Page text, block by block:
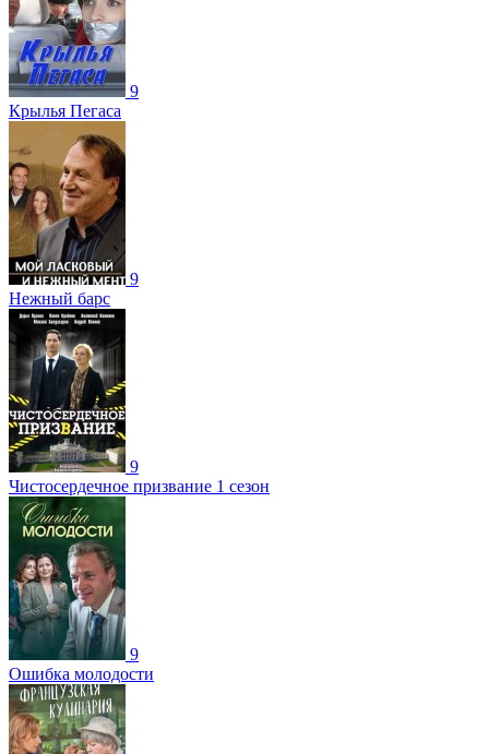
9
Крылья Пегаса
9
Нежный барс
9
Чистосердечное призвание 1 сезон
9
Ошибка молодости